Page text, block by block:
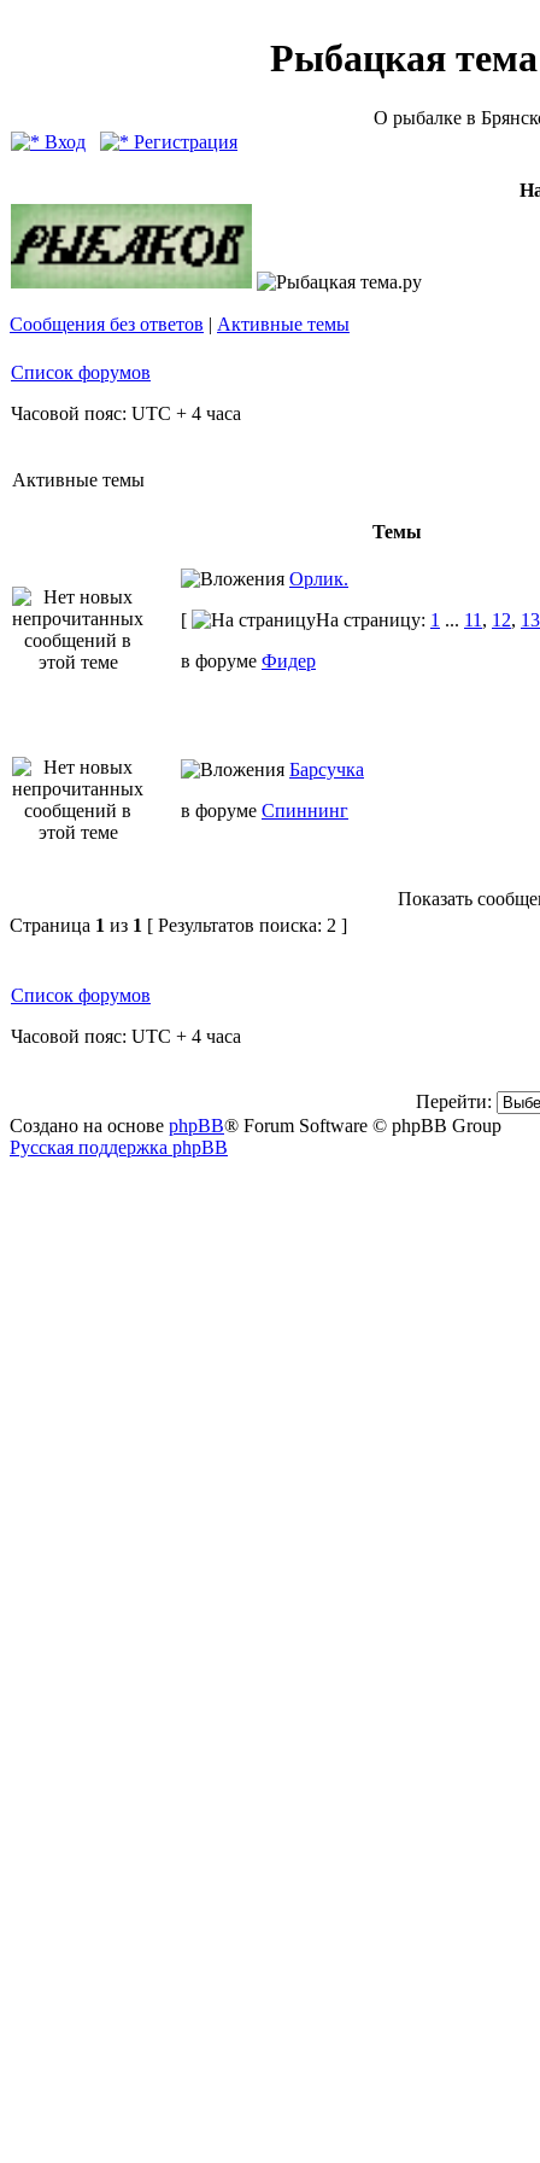
Рыбацкая
О рыбалке в
Вход
Регистрация
Сообщения без ответов | Активные темы
Список форумов
Часовой пояс: UTC + 4 часа
Активные темы
Темы
Орлик.
[
На страницу: 1 ... 11 , 12, 13
в форуме Фидер
Барсучка
в форуме Спиннинг
Показать
Страница 1 из 1 [ Результатов поиска: 2 ]
Список форумов
Часовой пояс: UTC + 4 часа
Перейти:
Создано на основе phpBB® Forum Software © phpBB Group
Русская поддержка phpBB